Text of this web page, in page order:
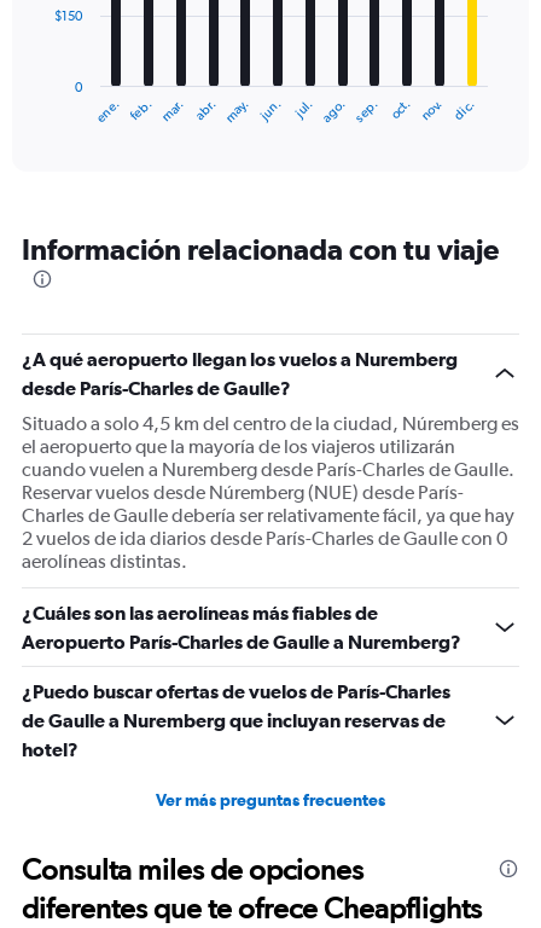
The
categories.
The
Y
axis
displaying
values.
Range:
0
to
450.
ene. feb. mar. abr. may. jun. jul. ago. sep. oct. nov. dic.
0
$150
Información relacionada con tu viaje
¿A qué aeropuerto llegan los vuelos a Nuremberg
desde París-Charles de Gaulle?
Situado a solo 4,5 km del centro de la ciudad, Núremberg es
el aeropuerto que la mayoría de los viajeros utilizarán
cuando vuelen a Nuremberg desde París-Charles de Gaulle.
Reservar vuelos desde Núremberg (NUE) desde París-
Charles de Gaulle debería ser relativamente fácil, ya que hay
2 vuelos de ida diarios desde París-Charles de Gaulle con 0
aerolíneas distintas.
¿Cuáles son las aerolíneas más fiables de
Aeropuerto París-Charles de Gaulle a Nuremberg?
¿Puedo buscar ofertas de vuelos de París-Charles
de Gaulle a Nuremberg que incluyan reservas de
hotel?
Ver más preguntas frecuentes
Consulta miles de opciones
diferentes que te ofrece Cheapflights